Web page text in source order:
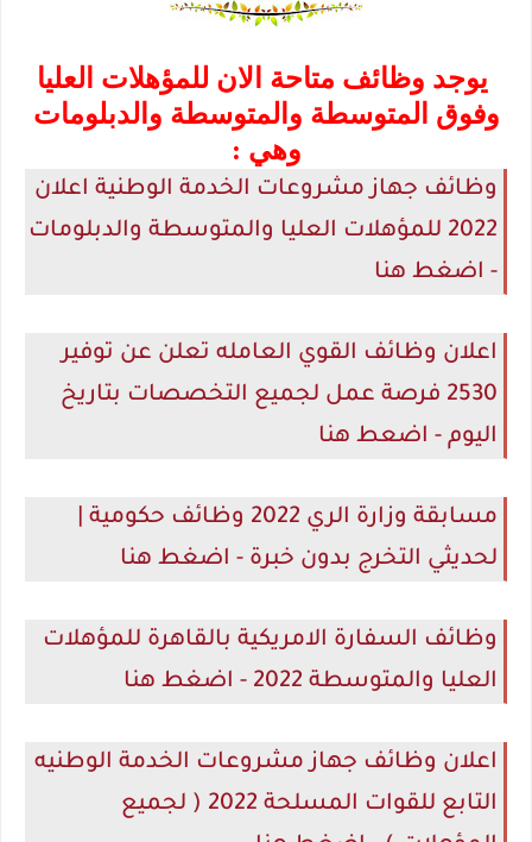
يوجد وظائف متاحة الان للمؤهلات العليا
وفوق المتوسطة والمتوسطة والدبلومات
وهي :
وظائف جهاز مشروعات الخدمة الوطنية اعلان
2022 للمؤهلات العليا والمتوسطة والدبلومات
- اضغط هنا
اعلان وظائف القوي العامله تعلن عن توفير
2530 فرصة عمل لجميع التخصصات بتاريخ
اليوم - اضعط هنا
مسابقة وزارة الري 2022 وظائف حكومية |
لحديثي التخرج بدون خبرة - اضغط هنا
وظائف السفارة الامريكية بالقاهرة للمؤهلات
العليا والمتوسطة 2022 - اضغط هنا
اعلان وظائف جهاز مشروعات الخدمة الوطنيه
التابع للقوات المسلحة 2022 ( لجميع